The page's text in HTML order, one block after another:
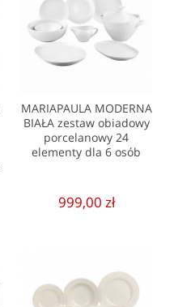
MARIAPAULA MODERNA
BIAŁA zestaw obiadowy
porcelanowy 24
elementy dla 6 osób
999,00 zł